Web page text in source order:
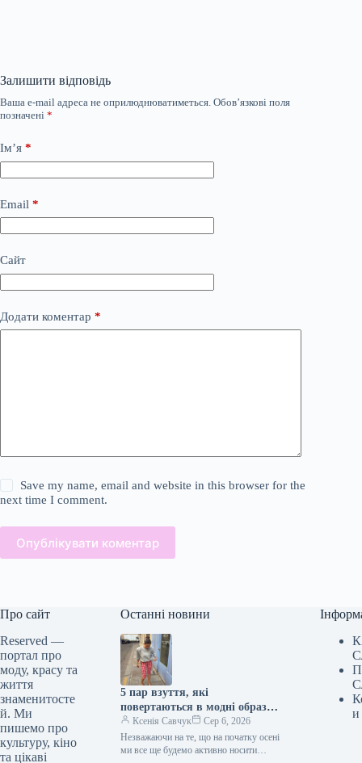
Залишити відповідь
Ваша e-mail адреса не оприлюднюватиметься. Обов’язкові поля
позначені *
Ім’я *
Email *
Сайт
Додати коментар *
Save my name, email and website in this browser for the
next time I comment.
Опублікувати коментар
Про сайт
Reserved —
портал про
моду, красу та
життя
знаменитосте
й. Ми
пишемо про
культуру, кіно
та цікаві
Останні новини
5 пар взуття, які
повертаються в модні образи
з приходом осені
Ксенія Савчук
Сер 6, 2026
Незважаючи на те, що на початку осені
ми все ще будемо активно носити
и